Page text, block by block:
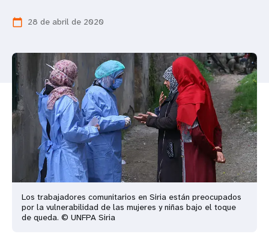
calendar_today 28 de abril de 2020
Los trabajadores comunitarios en Siria están preocupados
por la vulnerabilidad de las mujeres y niñas bajo el toque
de queda. © UNFPA Siria